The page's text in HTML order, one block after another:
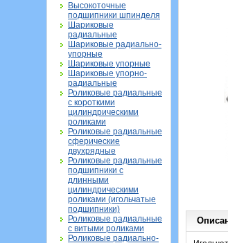
Высокоточные
подшипники шпинделя
Шариковые
радиальные
Шариковые радиально-
упорные
Шариковые упорные
Шариковые упорно-
радиальные
Роликовые радиальные
с короткими
цилиндрическими
роликами
Роликовые радиальные
сферические
двухрядные
Роликовые радиальные
подшипники с
длинными
цилиндрическими
роликами (игольчатые
подшипники)
Роликовые радиальные
с витыми роликами
Роликовые радиально-